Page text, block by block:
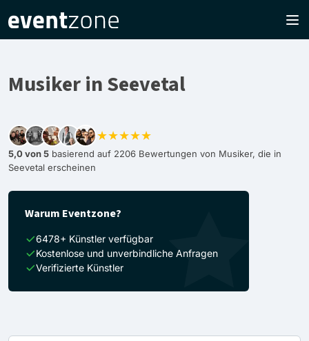
Musiker in Seevetal
★★★★★
5,0 von 5 basierend auf 2206 Bewertungen von Musiker, die in
Seevetal erscheinen
Warum Eventzone?
6478+ Künstler verfügbar
Kostenlose und unverbindliche Anfragen
Verifizierte Künstler